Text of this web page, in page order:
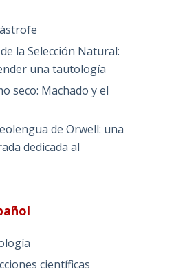
la Selección Natural:
una tautología
seco: Machado y el
de Orwell: una
dedicada al
científicas